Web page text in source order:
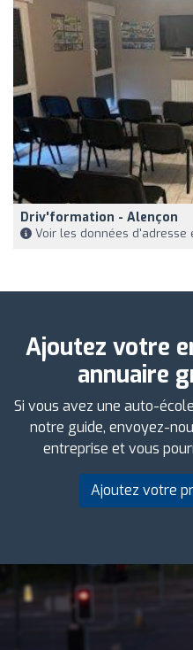
Driv'formation - Alençon
Voir les données d'adresse
Ajoutez votre
annuaire
Si vous avez une auto-
notre guide, envoyez-
entreprise et vous
Ajoutez votre